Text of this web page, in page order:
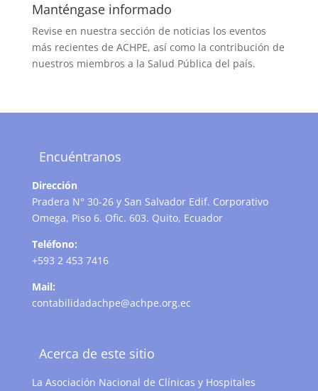
Manténgase informado
Revise en nuestra sección de noticias los eventos
más recientes de ACHPE, así como la contribución de
nuestros miembros a la Salud Pública del país.
Encuéntranos
Dirección
Pradera N° 30-26 y San Salvador Edif. Corporativo
Omega, Piso 6. Ofic. 603. Quito, Ecuador
Teléfono:
+593 2 453 7416
Mail:
contabilidadachpe@achpe.org.ec
Acerca de este sitio
La Asociación Nacional de Clínicas y Hospitales